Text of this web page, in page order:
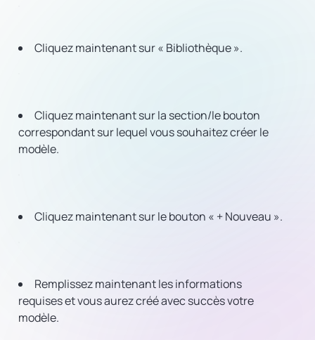
Cliquez maintenant sur « Bibliothèque ».
Cliquez maintenant sur la section/le bouton
correspondant sur lequel vous souhaitez créer le
modèle.
Cliquez maintenant sur le bouton « + Nouveau ».
Remplissez maintenant les informations
requises et vous aurez créé avec succès votre
modèle.